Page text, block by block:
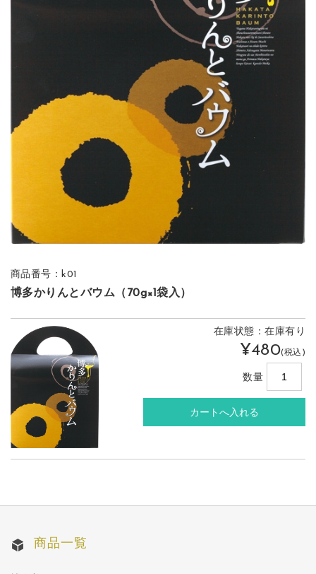
商品番号：k01
博多かりんとバウム（70g×1袋入）
在庫状態：在庫有り
¥480(税込)
数量
商品一覧